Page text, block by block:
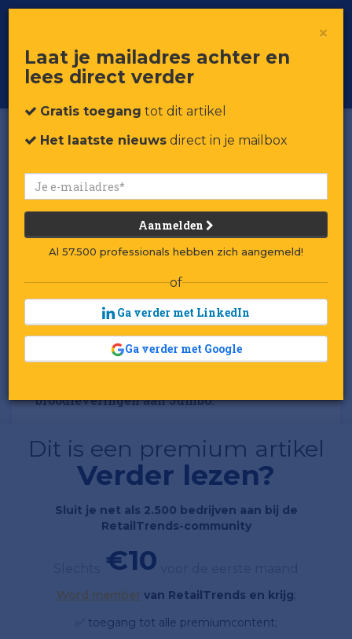
Voor professionals in retail & brands
Toggle
Nieuwe joint venture gaat
Jumbo voorzien van vers
brood
Door:Redactie RetailTrends
Gepubliceerd op 4 september 2025 om 09:04
Laatst gewijzigd: 4 september 2025 om 09:42
Opvallend is dat 3 van de Bake Five-bakkers
broodleveringen aan Jumbo.
Dit is een premium artikel
Verder lezen?
Sluit je net als 2.500 bedrijven aan bij de
RetailTrends-community
€10
Word member van RetailTrends en krijg;
✅ toegang tot alle premiumcontent;
×
Laat je mailadres achter en
lees direct verder
Gratis toegang tot dit artikel
Het laatste nieuws direct in je mailbox
Aanmelden
Al 57.500 professionals hebben zich aangemeld!
of
Ga verder met LinkedIn
Ga verder met Google